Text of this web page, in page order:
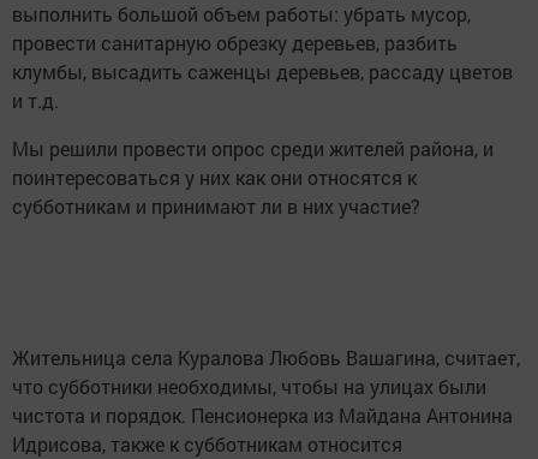
выполнить большой объем работы: убрать мусор,
провести санитарную обрезку деревьев, разбить
клумбы, высадить саженцы деревьев, рассаду цветов
и т.д.
Мы решили провести опрос среди жителей района, и
поинтересоваться у них как они относятся к
субботникам и принимают ли в них участие?
Жительница села Куралова Любовь Вашагина, считает,
что субботники необходимы, чтобы на улицах были
чистота и порядок. Пенсионерка из Майдана Антонина
Идрисова, также к субботникам относится